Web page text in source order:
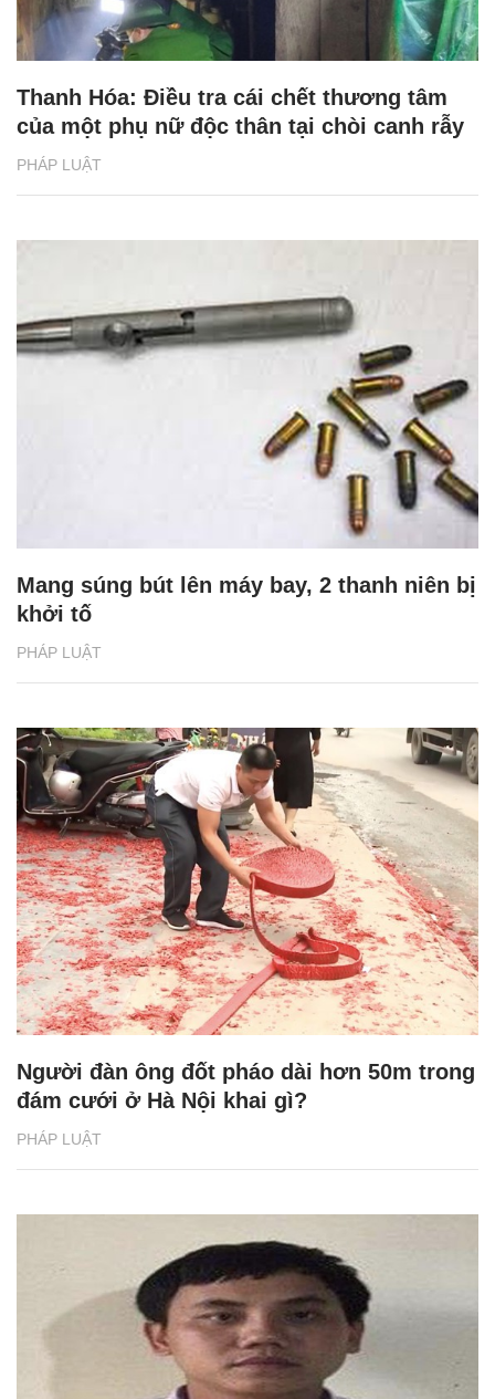
PHÁP LUẬT
Thanh Hóa: Điều tra cái chết thương tâm
của một phụ nữ độc thân tại chòi canh rẫy
PHÁP LUẬT
Mang súng bút lên máy bay, 2 thanh niên bị
khởi tố
PHÁP LUẬT
Người đàn ông đốt pháo dài hơn 50m trong
đám cưới ở Hà Nội khai gì?